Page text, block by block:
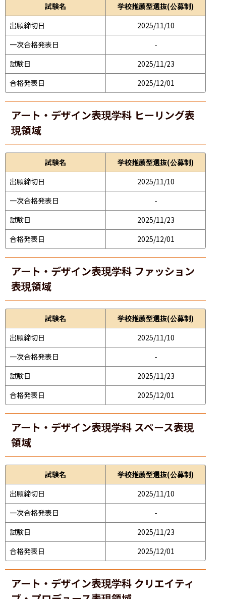
試験名
学校推薦型選抜(公募制)
出願締切日
2025/11/10
一次合格発表日
-
試験日
2025/11/23
合格発表日
2025/12/01
アート・デザイン表現学科 ヒーリング表
現領域
試験名
学校推薦型選抜(公募制)
出願締切日
2025/11/10
一次合格発表日
-
試験日
2025/11/23
合格発表日
2025/12/01
アート・デザイン表現学科 ファッション
表現領域
試験名
学校推薦型選抜(公募制)
出願締切日
2025/11/10
一次合格発表日
-
試験日
2025/11/23
合格発表日
2025/12/01
アート・デザイン表現学科 スペース表現
領域
試験名
学校推薦型選抜(公募制)
出願締切日
2025/11/10
一次合格発表日
-
試験日
2025/11/23
合格発表日
2025/12/01
アート・デザイン表現学科 クリエイティ